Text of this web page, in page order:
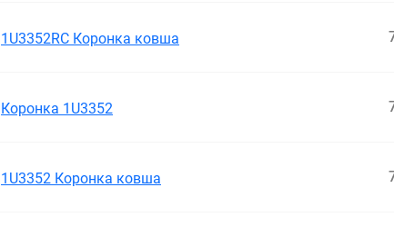
1U3352RC Коронка ковша
Коронка 1U3352
1U3352 Коронка ковша